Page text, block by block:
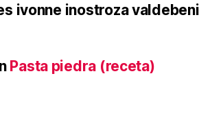
ivonne inostroza
Pasta piedra (receta)